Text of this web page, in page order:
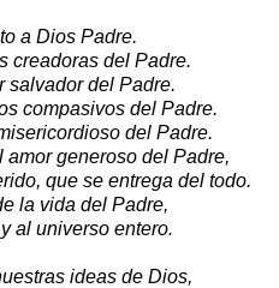
a Dios Padre.
creadoras del Padre.
salvador del Padre.
compasivos del Padre.
del Padre.
amor generoso del Padre,
que se entrega del todo.
la vida del Padre,
al universo entero.
ideas de Dios,